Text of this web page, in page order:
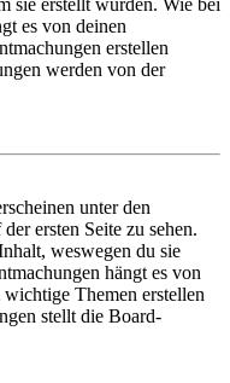
es von deinen
erstellen
werden von der
unter den
ersten Seite zu sehen.
weswegen du sie
hängt es von
Themen erstellen
stellt die Board-